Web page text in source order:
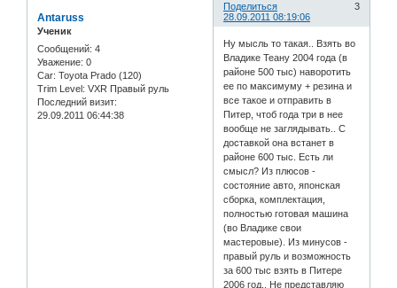
Поделиться
3
28.09.2011 08:19:06
Antaruss
Ученик
Сообщений: 4
Уважение: 0
Car: Toyota Prado (120)
Trim Level: VXR Правый руль
Последний визит:
29.09.2011 06:44:38
Ну мысль то такая.. Взять во
Владике Теану 2004 года (в
районе 500 тыс) наворотить
ее по максимуму + резина и
все такое и отправить в
Питер, чтоб года три в нее
вообще не заглядывать.. С
доставкой она встанет в
районе 600 тыс. Есть ли
смысл? Из плюсов -
состояние авто, японская
сборка, комплектация,
полностью готовая машина
(во Владике свои
мастеровые). Из минусов -
правый руль и возможность
за 600 тыс взять в Питере
2006 год.. Не представляю